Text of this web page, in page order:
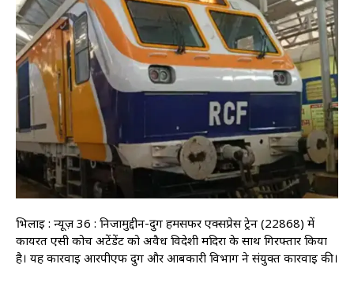
भिलाई : न्यूज़ 36 : निजामुद्दीन-दुर्ग हमसफर एक्सप्रेस ट्रेन (22868) में
कार्यरत एसी कोच अटेंडेंट को अवैध विदेशी मदिरा के साथ गिरफ्तार किया
है। यह कार्रवाई आरपीएफ दुर्ग और आबकारी विभाग ने संयुक्त कार्रवाई की।